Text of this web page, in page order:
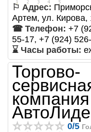
⚐ Адрес:
Артем, ул. Кирова,
☎ Телефон: +7
55-17, +7 (924)
⌛ Часы работы:
Торгово-
компания
0/5